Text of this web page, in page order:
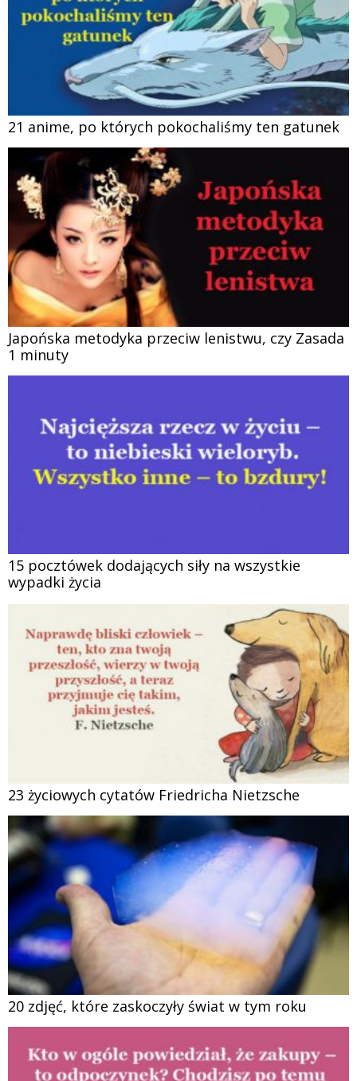
21 anime, po których pokochaliśmy ten gatunek
Japońska metodyka przeciw lenistwu, czy Zasada
1 minuty
15 pocztówek dodających siły na wszystkie
wypadki życia
23 życiowych cytatów Friedricha Nietzsche
20 zdjęć, które zaskoczyły świat w tym roku